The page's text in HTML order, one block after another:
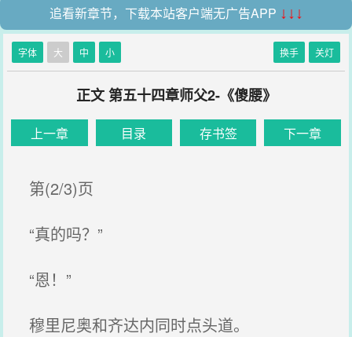
追看新章节，下载本站客户端无广告APP ↓↓↓
字体 大 中 小 换手 关灯
正文 第五十四章师父2-《傻腰》
上一章 目录 存书签 下一章
第(2/3)页
“真的吗？”
“恩！”
穆里尼奥和齐达内同时点头道。